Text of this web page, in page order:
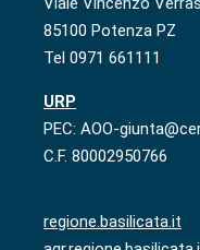
85100 Potenza PZ
Tel 0971 661111
URP
PEC: AOO-
C.F. 80002950766
regione.basilicata.it